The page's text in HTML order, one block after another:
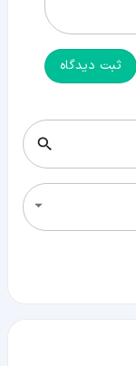
ثبت دیدگاه